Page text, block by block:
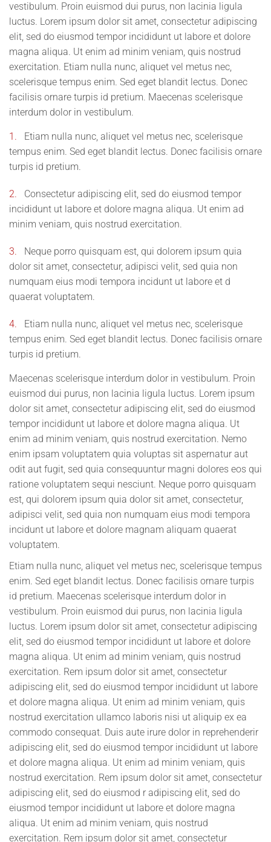
vestibulum. Proin euismod dui purus, non lacinia ligula
luctus. Lorem ipsum dolor sit amet, consectetur adipiscing
elit, sed do eiusmod tempor incididunt ut labore et dolore
magna aliqua. Ut enim ad minim veniam, quis nostrud
exercitation. Etiam nulla nunc, aliquet vel metus nec,
scelerisque tempus enim. Sed eget blandit lectus. Donec
facilisis ornare turpis id pretium. Maecenas scelerisque
interdum dolor in vestibulum.
1.
Etiam nulla nunc, aliquet vel metus nec, scelerisque
tempus enim. Sed eget blandit lectus. Donec facilisis ornare
turpis id pretium.
2. Consectetur adipiscing elit, sed do eiusmod tempor
incididunt ut labore et dolore magna aliqua. Ut enim ad
minim veniam, quis nostrud exercitation.
3.
Neque porro quisquam est, qui dolorem ipsum quia
dolor sit amet, consectetur, adipisci velit, sed quia non
numquam eius modi tempora incidunt ut labore et d
quaerat voluptatem.
4.
Etiam nulla nunc, aliquet vel metus nec, scelerisque
tempus enim. Sed eget blandit lectus. Donec facilisis ornare
turpis id pretium.
Maecenas scelerisque interdum dolor in vestibulum. Proin
euismod dui purus, non lacinia ligula luctus. Lorem ipsum
dolor sit amet, consectetur adipiscing elit, sed do eiusmod
tempor incididunt ut labore et dolore magna aliqua. Ut
enim ad minim veniam, quis nostrud exercitation. Nemo
enim ipsam voluptatem quia voluptas sit aspernatur aut
odit aut fugit, sed quia consequuntur magni dolores eos qui
ratione voluptatem sequi nesciunt. Neque porro quisquam
est, qui dolorem ipsum quia dolor sit amet, consectetur,
adipisci velit, sed quia non numquam eius modi tempora
incidunt ut labore et dolore magnam aliquam quaerat
voluptatem.
Etiam nulla nunc, aliquet vel metus nec, scelerisque tempus
enim. Sed eget blandit lectus. Donec facilisis ornare turpis
id pretium. Maecenas scelerisque interdum dolor in
vestibulum. Proin euismod dui purus, non lacinia ligula
luctus. Lorem ipsum dolor sit amet, consectetur adipiscing
elit, sed do eiusmod tempor incididunt ut labore et dolore
magna aliqua. Ut enim ad minim veniam, quis nostrud
exercitation. Rem ipsum dolor sit amet, consectetur
adipiscing elit, sed do eiusmod tempor incididunt ut labore
et dolore magna aliqua. Ut enim ad minim veniam, quis
nostrud exercitation ullamco laboris nisi ut aliquip ex ea
commodo consequat. Duis aute irure dolor in reprehenderir
adipiscing elit, sed do eiusmod tempor incididunt ut labore
et dolore magna aliqua. Ut enim ad minim veniam, quis
nostrud exercitation. Rem ipsum dolor sit amet, consectetur
adipiscing elit, sed do eiusmod r adipiscing elit, sed do
eiusmod tempor incididunt ut labore et dolore magna
aliqua. Ut enim ad minim veniam, quis nostrud
exercitation. Rem ipsum dolor sit amet, consectetur